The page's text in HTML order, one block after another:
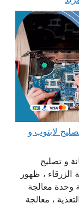
كمبيوتر الصليبية 65511033 تصليح لابتوب و
و تصليح
، ظهور
وحدة معالجة
، معالجة